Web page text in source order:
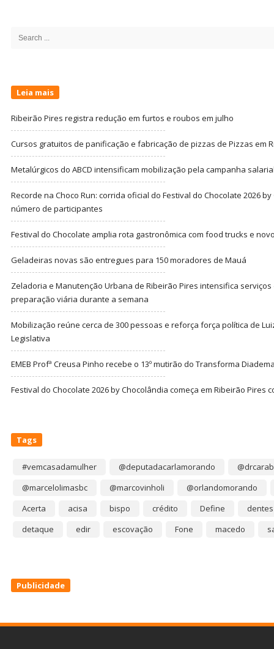
Search
Leia mais
Ribeirão Pires registra redução em furtos e roubos em julho
Cursos gratuitos de panificação e fabricação de pizzas de Pizzas em
Metalúrgicos do ABCD intensificam mobilização pela campanha
Recorde na Choco Run: corrida oficial do Festival do Chocolate 2026
número de participantes
Festival do Chocolate amplia rota gastronômica com food trucks e
Geladeiras novas são entregues para 150 moradores de Mauá
Zeladoria e Manutenção Urbana de Ribeirão Pires intensifica
preparação viária durante a semana
Mobilização reúne cerca de 300 pessoas e reforça força política de
Legislativa
EMEB Profª Creusa Pinho recebe o 13º mutirão do Transforma
Festival do Chocolate 2026 by Chocolândia começa em Ribeirão Pires
Tags
#vemcasadamulher @deputadacarlamorando
@marcelolimasbc
@marcovinholi
@orlandomorando
Acerta
acisa bispo crédito Define
dentes
detaque
edir escovação Fone macedo
Publicidade